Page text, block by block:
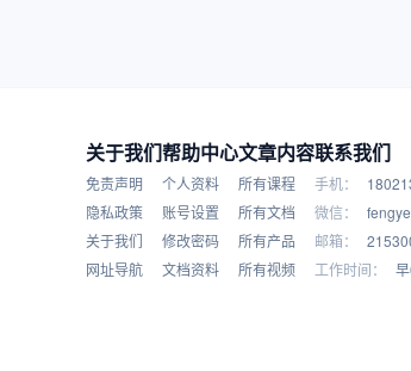
关于我们
免责声明
隐私政策
关于我们
网址导航
帮助中心
个人资料
账号设置
修改密码
文档资料
文章内容
所有课程
所有文档
所有产品
所有视频
联系我们
手机：
微信：
邮箱：
工作时间：